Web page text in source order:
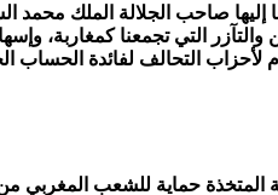
إليها صاحب الجلالة الملك محمد
والتآزر التي تجمعنا كمغاربة،
التحالف لفائدة الحساب